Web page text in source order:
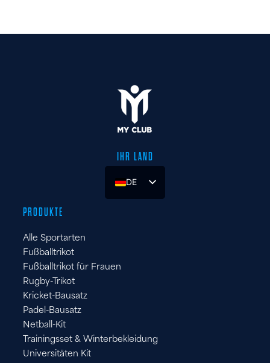
IHR LAND
DE
UK
PRODUKTE
Alle Sportarten
Fußballtrikot
Fußballtrikot für Frauen
Rugby-Trikot
Kricket-Bausatz
Padel-Bausatz
Netball-Kit
Trainingsset & Winterbekleidung
Universitäten Kit